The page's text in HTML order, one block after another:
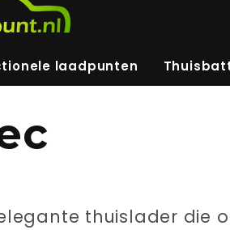
laadpunten
thuislader die